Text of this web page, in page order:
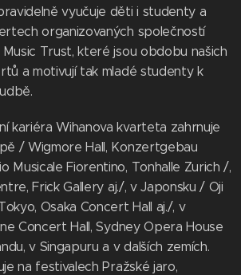
vyučuje děti i studenty a
organizovaných společností
Trust, které jsou obdobu našich
a motivují tak mladé studenty k
kariéra Wihanova kvarteta zahrnuje
/ Wigmore Hall, Konzertgebau
Musicale Fiorentino, Tonhalle Zurich /,
Frick Gallery aj./, v Japonsku / Oji
Osaka Concert Hall aj./, v
Concert Hall, Sydney Opera House
v Singapuru a v dalších zemích.
na festivalech Pražské jaro,